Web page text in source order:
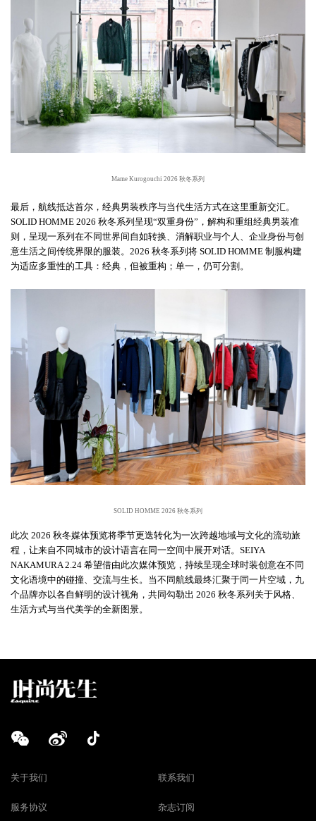
Mame Kurogouchi 2026 秋冬系列
最后，航线抵达首尔，经典男装秩序与当代生活方式在这里重新交汇。
SOLID HOMME 2026 秋冬系列呈现“双重身份”，解构和重组经典男装准
则，呈现一系列在不同世界间自如转换、消解职业与个人、企业身份与创
意生活之间传统界限的服装。2026 秋冬系列将 SOLID HOMME 制服构建
为适应多重性的工具：经典，但被重构；单一，仍可分割。
SOLID HOMME 2026 秋冬系列
此次 2026 秋冬媒体预览将季节更迭转化为一次跨越地域与文化的流动旅
程，让来自不同城市的设计语言在同一空间中展开对话。SEIYA
NAKAMURA 2.24 希望借由此次媒体预览，持续呈现全球时装创意在不同
文化语境中的碰撞、交流与生长。当不同航线最终汇聚于同一片空域，九
个品牌亦以各自鲜明的设计视角，共同勾勒出 2026 秋冬系列关于风格、
生活方式与当代美学的全新图景。
关于我们 联系我们
服务协议 杂志订阅